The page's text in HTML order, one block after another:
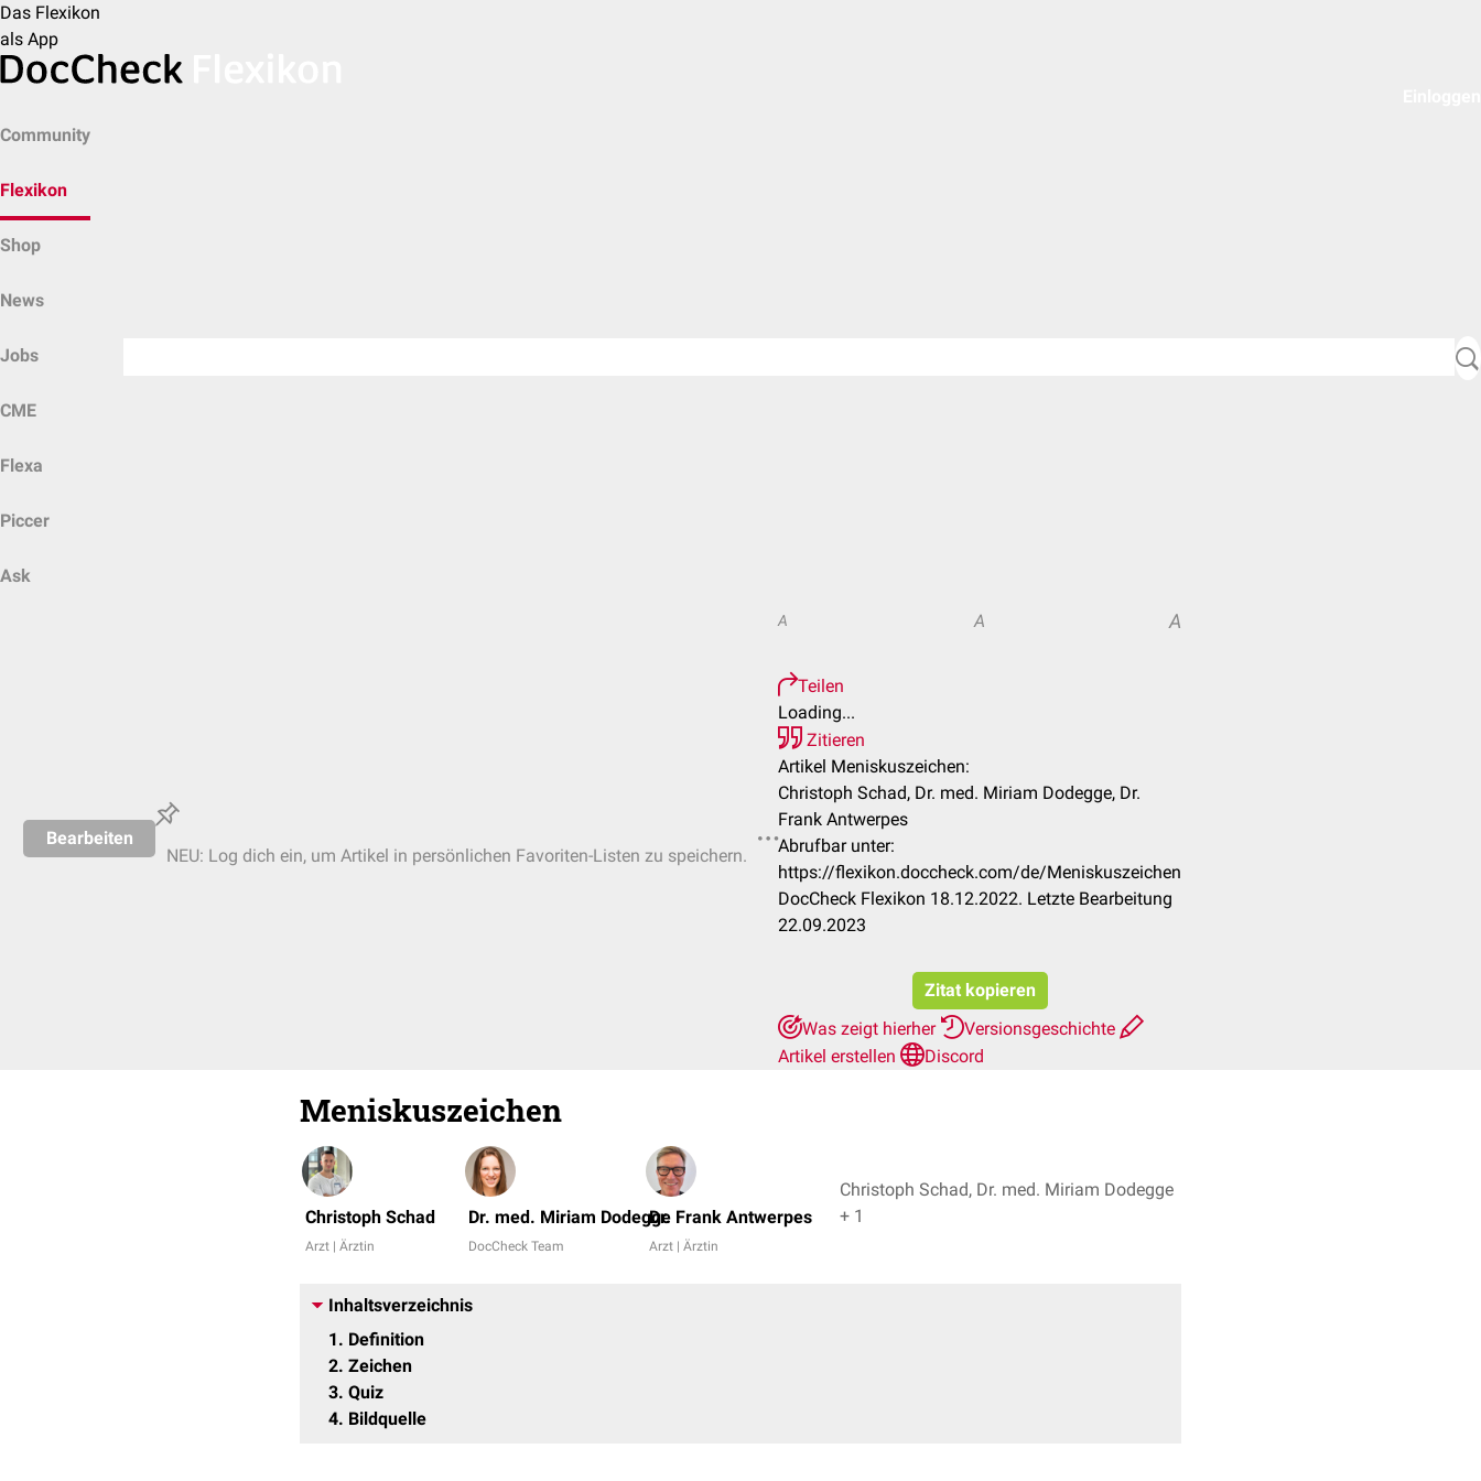
Das Flexikon
als App
Community
Flexikon
Shop
News
Jobs
CME
Flexa
Piccer
Ask
Bearbeiten
NEU: Log dich ein, um Artikel in persönlichen Favoriten-Listen zu speichern.
A A A
Teilen
Loading...
Zitieren
Artikel Meniskuszeichen:
Christoph Schad, Dr. med. Miriam Dodegge, Dr.
Frank Antwerpes
Abrufbar unter:
https://flexikon.doccheck.com/de/Meniskuszeichen
DocCheck Flexikon 18.12.2022. Letzte Bearbeitung
22.09.2023
Zitat kopieren
Was zeigt hierher
Versionsgeschichte
Artikel erstellen
Discord
Meniskuszeichen
Christoph Schad
Arzt | Ärztin
Dr. med. Miriam Dodegge
DocCheck Team
Dr. Frank Antwerpes
Arzt | Ärztin
Christoph Schad, Dr. med. Miriam Dodegge
+ 1
Inhaltsverzeichnis
1
Definition
2 Zeichen
3 Quiz
4 Bildquelle